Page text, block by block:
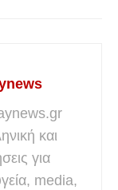
και
για
media,